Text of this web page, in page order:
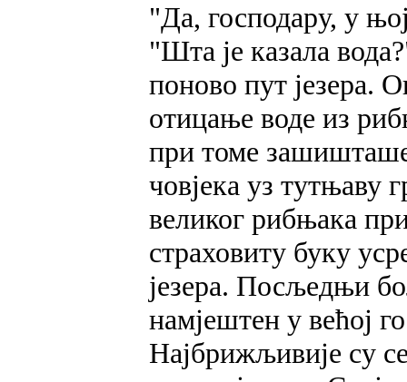
"Да, господару, у
"Шта је казала
поново пут језера.
отицање воде из
при томе
човјека уз тутњаву
великог рибњака
страховиту буку
језера. Посљедњи
намјештен у већој
Најбрижљивије су